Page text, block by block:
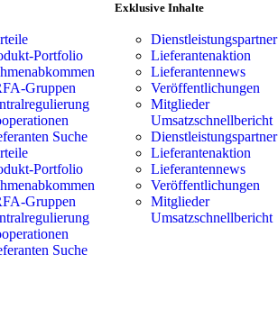
Portfolio
Gruppen
Suche
Portfolio
Gruppen
Suche
Exklusive Inhalte
Dienstleistungspartner
Lieferantenaktion
Lieferantennews
Veröffentlichungen
Mitglieder
Umsatzschnellbericht
Dienstleistungspartner
Lieferantenaktion
Lieferantennews
Veröffentlichungen
Mitglieder
Umsatzschnellbericht